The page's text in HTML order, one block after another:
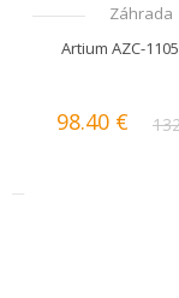
Záhrada
Artium AZC-1105
98.40 €